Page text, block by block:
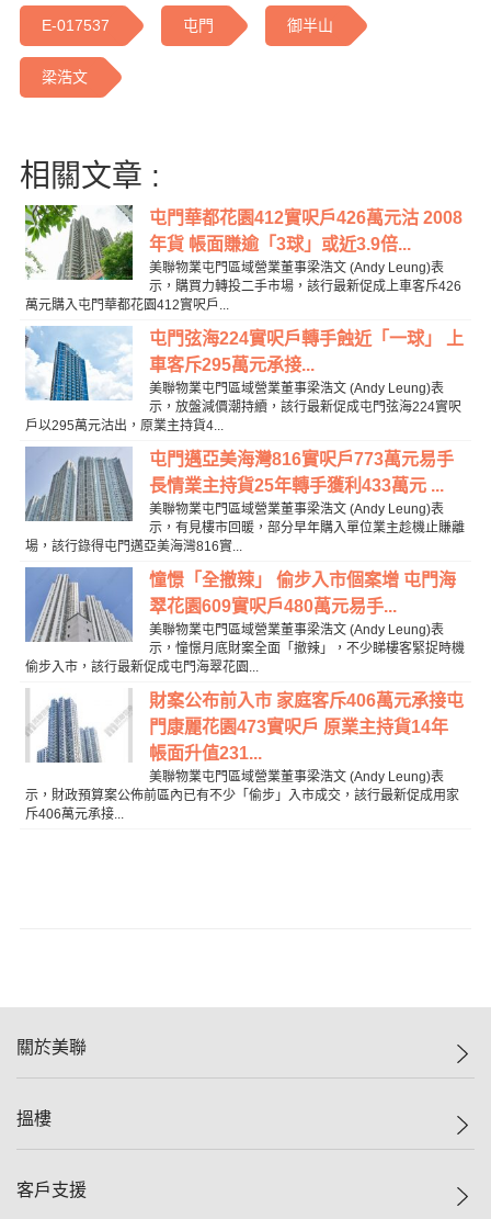
E-017537 屯門 御半山
梁浩文
相關文章 :
屯門華都花園412實呎戶426萬元沽 2008
年貨 帳面賺逾「3球」或近3.9倍...
美聯物業屯門區域營業董事梁浩文 (Andy Leung)表
示，購買力轉投二手市場，該行最新促成上車客斥426
萬元購入屯門華都花園412實呎戶...
屯門弦海224實呎戶轉手蝕近「一球」 上
車客斥295萬元承接...
美聯物業屯門區域營業董事梁浩文 (Andy Leung)表
示，放盤減價潮持續，該行最新促成屯門弦海224實呎
戶以295萬元沽出，原業主持貨4...
屯門邁亞美海灣816實呎戶773萬元易手
長情業主持貨25年轉手獲利433萬元 ...
美聯物業屯門區域營業董事梁浩文 (Andy Leung)表
示，有見樓市回暖，部分早年購入單位業主趁機止賺離
場，該行錄得屯門邁亞美海灣816實...
憧憬「全撤辣」 偷步入市個案增 屯門海
翠花園609實呎戶480萬元易手...
美聯物業屯門區域營業董事梁浩文 (Andy Leung)表
示，憧憬月底財案全面「撤辣」，不少睇樓客緊捉時機
偷步入市，該行最新促成屯門海翠花園...
財案公布前入市 家庭客斥406萬元承接屯
門康麗花園473實呎戶 原業主持貨14年
帳面升值231...
美聯物業屯門區域營業董事梁浩文 (Andy Leung)表
示，財政預算案公佈前區內已有不少「偷步」入市成交，該行最新促成用家
斥406萬元承接...
關於美聯
美聯集團
人才招募
搵樓
一手新盤
客戶支援